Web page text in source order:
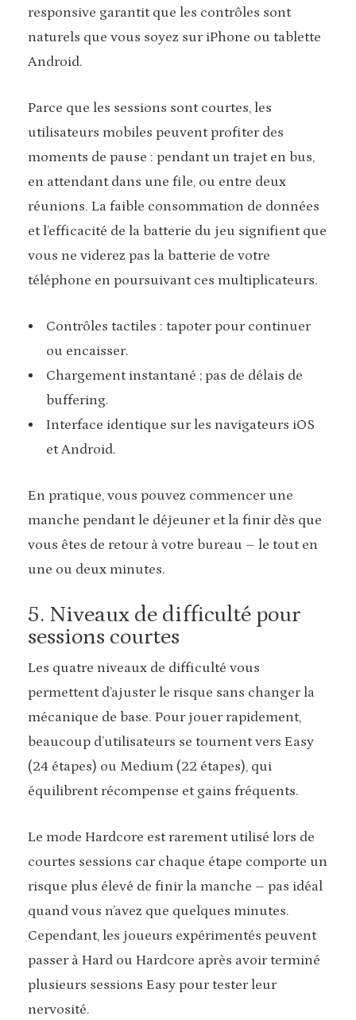
responsive garantit que les contrôles sont
naturels que vous soyez sur iPhone ou tablette
Android.
Parce que les sessions sont courtes, les
utilisateurs mobiles peuvent profiter des
moments de pause : pendant un trajet en bus,
en attendant dans une file, ou entre deux
réunions. La faible consommation de données
et l’efficacité de la batterie du jeu signifient que
vous ne viderez pas la batterie de votre
téléphone en poursuivant ces multiplicateurs.
Contrôles tactiles : tapoter pour continuer
ou encaisser.
Chargement instantané ; pas de délais de
buffering.
Interface identique sur les navigateurs iOS
et Android.
En pratique, vous pouvez commencer une
manche pendant le déjeuner et la finir dès que
vous êtes de retour à votre bureau – le tout en
une ou deux minutes.
5. Niveaux de difficulté pour
sessions courtes
Les quatre niveaux de difficulté vous
permettent d’ajuster le risque sans changer la
mécanique de base. Pour jouer rapidement,
beaucoup d’utilisateurs se tournent vers Easy
(24 étapes) ou Medium (22 étapes), qui
équilibrent récompense et gains fréquents.
Le mode Hardcore est rarement utilisé lors de
courtes sessions car chaque étape comporte un
risque plus élevé de finir la manche – pas idéal
quand vous n’avez que quelques minutes.
Cependant, les joueurs expérimentés peuvent
passer à Hard ou Hardcore après avoir terminé
plusieurs sessions Easy pour tester leur
nervosité.